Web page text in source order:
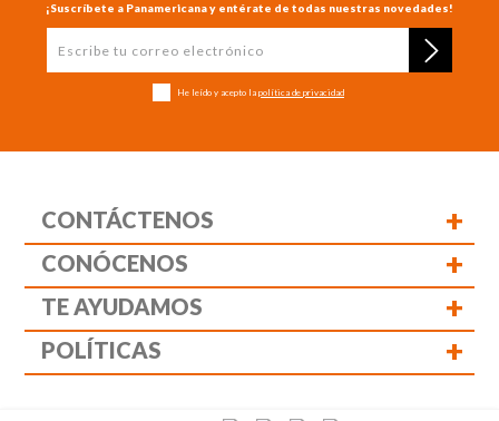
¡Suscríbete a Panamericana y entérate de todas nuestras novedades!
He leído y acepto la política de privacidad
CONTÁCTENOS +
CONÓCENOS +
TE AYUDAMOS +
POLÍTICAS +